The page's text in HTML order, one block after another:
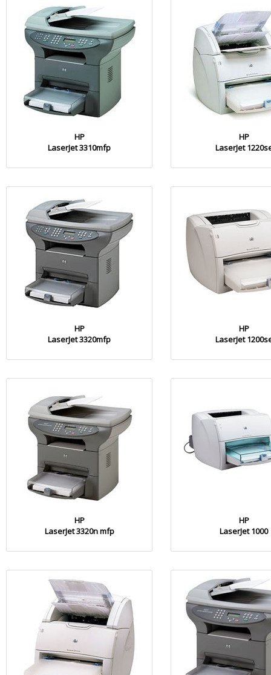
HP
LaserJet 3310mfp
HP
LaserJet
HP
LaserJet 3320mfp
HP
LaserJet
HP
LaserJet 3320n mfp
HP
LaserJet 1000